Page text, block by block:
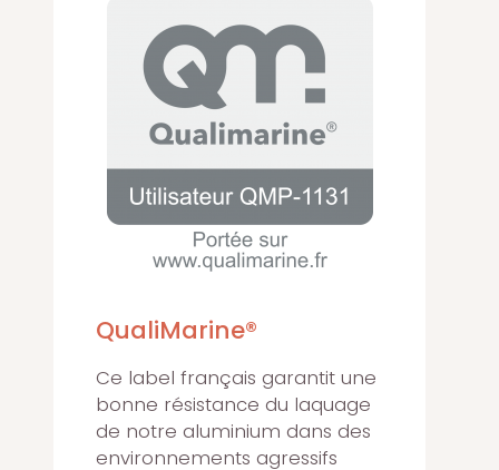
QualiMarine®
Ce label français garantit une
bonne résistance du laquage
de notre aluminium dans des
environnements agressifs